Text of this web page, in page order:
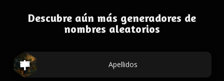
Descubre aún más generadores de
nombres aleatorios
Apellidos